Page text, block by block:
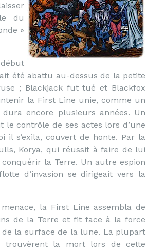
du
»
été abattu au-dessus de la petite
; Blackjack fut tué et Blackfox
la First Line unie, comme un
encore plusieurs années. Un
contrôle de ses actes lors d’une
il s’exila, couvert de honte. Par la
Korya, qui réussit à faire de lui
la Terre. Un autre espion
d’invasion se dirigeait vers la
la First Line assembla de
de la Terre et fit face à la force
de la surface de la lune. La plupart
trouvèrent la mort lors de cette